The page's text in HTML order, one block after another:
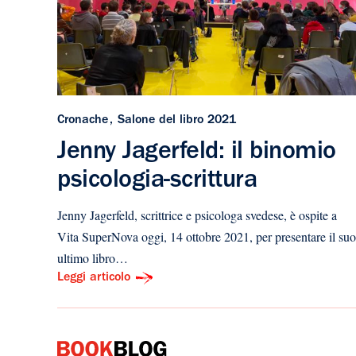
Cronache Salone del libro 2021
Jenny Jagerfeld: il binomio
psicologia-scrittura
Jenny Jagerfeld, scrittrice e psicologa svedese, è ospite a
Vita SuperNova oggi, 14 ottobre 2021, per presentare il suo
ultimo libro…
Leggi articolo